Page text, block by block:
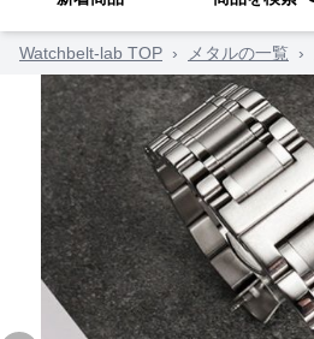
Watchbelt-lab TOP › メタルの一覧 ›